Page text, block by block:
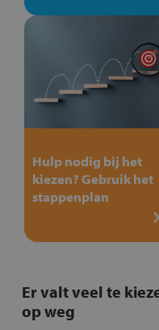
Hulp nodig bij het
kiezen? Gebruik het
stappenplan
Er valt veel te
op weg